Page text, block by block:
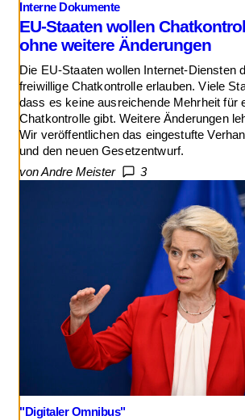
Interne Dokumente
EU-Staaten wollen
ohne weitere Änderungen
Die EU-Staaten wollen Internet-Diensten
freiwillige Chatkontrolle erlauben. Viele
dass es keine ausreichende Mehrheit für
Chatkontrolle gibt. Weitere Änderungen
Wir veröffentlichen das eingestufte
und den neuen Gesetzentwurf.
von Andre Meister
3
"Digitaler Omnibus"